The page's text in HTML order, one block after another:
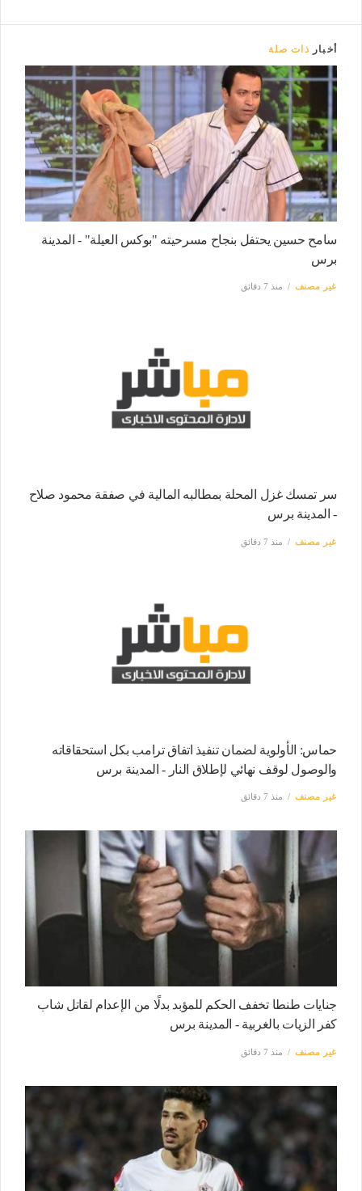
أخبار ذات صلة
سامح حسين يحتفل بنجاح مسرحيته "بوكس العيلة" - المدينة
برس
غير مصنف منذ 7 دقائق
سر تمسك غزل المحلة بمطالبه المالية في صفقة محمود صلاح
- المدينة برس
غير مصنف منذ 7 دقائق
حماس: الأولوية لضمان تنفيذ اتفاق ترامب بكل استحقاقاته
والوصول لوقف نهائي لإطلاق النار - المدينة برس
غير مصنف منذ 7 دقائق
جنايات طنطا تخفف الحكم للمؤبد بدلًا من الإعدام لقاتل شاب
كفر الزيات بالغربية - المدينة برس
غير مصنف منذ 7 دقائق